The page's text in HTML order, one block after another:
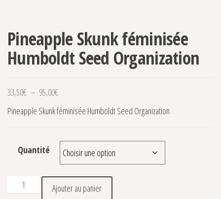
Pineapple Skunk féminisée
Humboldt Seed Organization
33,50€ – 95,00€
Pineapple Skunk féminisée Humboldt Seed Organization
Quantité
quantité de Pineapple Skunk féminisée Humboldt Seed
Ajouter au panier